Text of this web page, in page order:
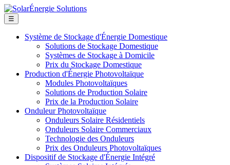
☰
Système de Stockage d'Énergie Domestique
Solutions de Stockage Domestique
Systèmes de Stockage à Domicile
Prix du Stockage Domestique
Production d'Énergie Photovoltaïque
Modules Photovoltaïques
Solutions de Production Solaire
Prix de la Production Solaire
Onduleur Photovoltaïque
Onduleurs Solaire Résidentiels
Onduleurs Solaire Commerciaux
Technologie des Onduleurs
Prix des Onduleurs Photovoltaïques
Dispositif de Stockage d'Énergie Intégré